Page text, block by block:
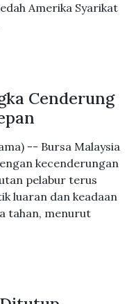
Amerika Syarikat
Cenderung
-- Bursa Malaysia
kecenderungan
pelabur terus
luaran dan keadaan
tahan, menurut